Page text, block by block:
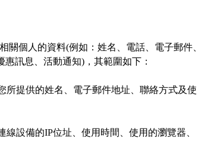
個人的資料(例如：姓名、電話、電子郵件、
訊息、活動通知)，其範圍如下：
提供的姓名、電子郵件地址、聯絡方式及使
設備的IP位址、使用時間、使用的瀏覽器、